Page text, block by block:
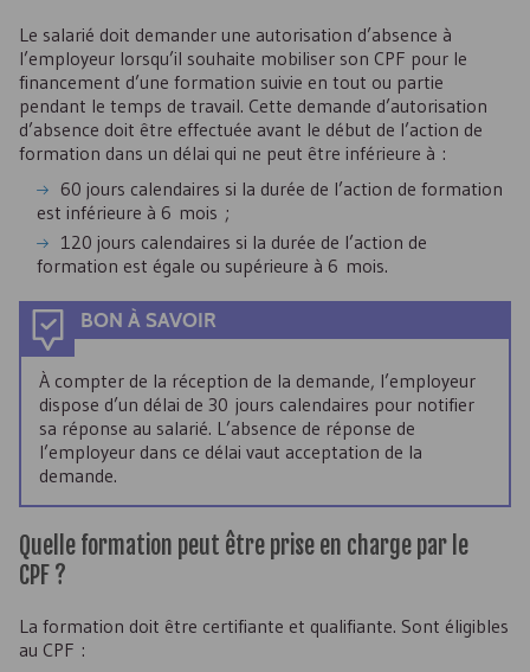
Le salarié doit demander une autorisation d’absence à
l’employeur lorsqu’il souhaite mobiliser son CPF pour le
financement d’une formation suivie en tout ou partie
pendant le temps de travail. Cette demande d’autorisation
d’absence doit être effectuée avant le début de l’action de
formation dans un délai qui ne peut être inférieure à :
60 jours calendaires si la durée de l’action de formation
est inférieure à 6 mois ;
120 jours calendaires si la durée de l’action de
formation est égale ou supérieure à 6 mois.
BON À SAVOIR
À compter de la réception de la demande, l’employeur
dispose d’un délai de 30 jours calendaires pour notifier
sa réponse au salarié. L’absence de réponse de
l’employeur dans ce délai vaut acceptation de la
demande.
Quelle formation peut être prise en charge par le
CPF ?
La formation doit être certifiante et qualifiante. Sont éligibles
au CPF :